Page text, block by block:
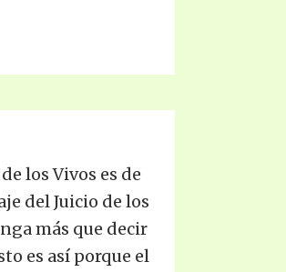
los Vivos es de
del Juicio de los
más que decir
es así porque el